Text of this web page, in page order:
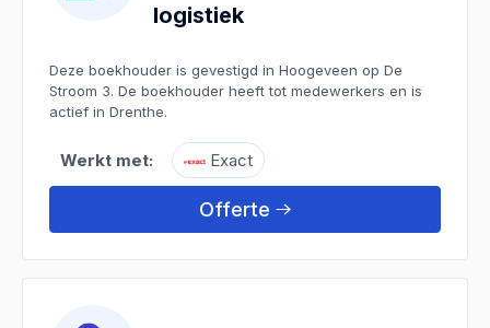
logistiek
Deze boekhouder is gevestigd in Hoogeveen op De
Stroom 3. De boekhouder heeft tot medewerkers en is
actief in Drenthe.
Werkt met: Exact
Offerte